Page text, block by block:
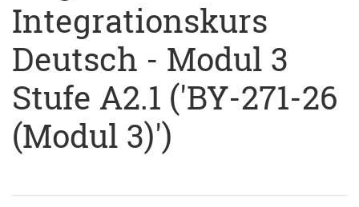
Integrationskurs
Deutsch - Modul 3
Stufe A2.1 ('BY-271-26
(Modul 3)')